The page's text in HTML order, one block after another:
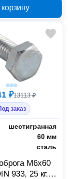
₽13113 ₽
заказ
шестигранная
60 мм
сталь
М6x60
933, 25 кг,